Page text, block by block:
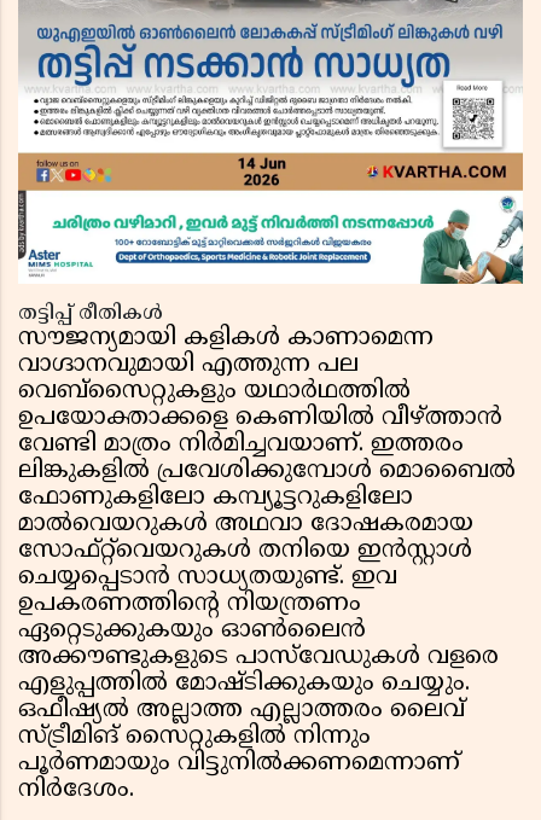
തട്ടിപ്പ് രീതികൾ
സൗജന്യമായി കളികൾ കാണാമെന്ന
വാഗ്ദാനവുമായി എത്തുന്ന പല
വെബ്സൈറ്റുകളും യഥാർഥത്തിൽ
ഉപയോക്താക്കളെ കെണിയിൽ വീഴ്ത്താൻ
വേണ്ടി മാത്രം നിർമിച്ചവയാണ്. ഇത്തരം
ലിങ്കുകളിൽ പ്രവേശിക്കുമ്പോൾ മൊബൈൽ
ഫോണുകളിലോ കമ്പ്യൂട്ടറുകളിലോ
മാൽവെയറുകൾ അഥവാ ദോഷകരമായ
സോഫ്റ്റ്‌വെയറുകൾ തനിയെ ഇൻസ്റ്റാൾ
ചെയ്യപ്പെടാൻ സാധ്യതയുണ്ട്. ഇവ
ഉപകരണത്തിൻ്റെ നിയന്ത്രണം
ഏറ്റെടുക്കുകയും ഓൺലൈൻ
അക്കൗണ്ടുകളുടെ പാസ്‌വേഡുകൾ വളരെ
എളുപ്പത്തിൽ മോഷ്ടിക്കുകയും ചെയ്യും.
ഒഫീഷ്യൽ അല്ലാത്ത എല്ലാത്തരം ലൈവ്
സ്ട്രീമിങ് സൈറ്റുകളിൽ നിന്നും
പൂർണമായും വിട്ടുനിൽക്കണമെന്നാണ്
നിർദേശം.